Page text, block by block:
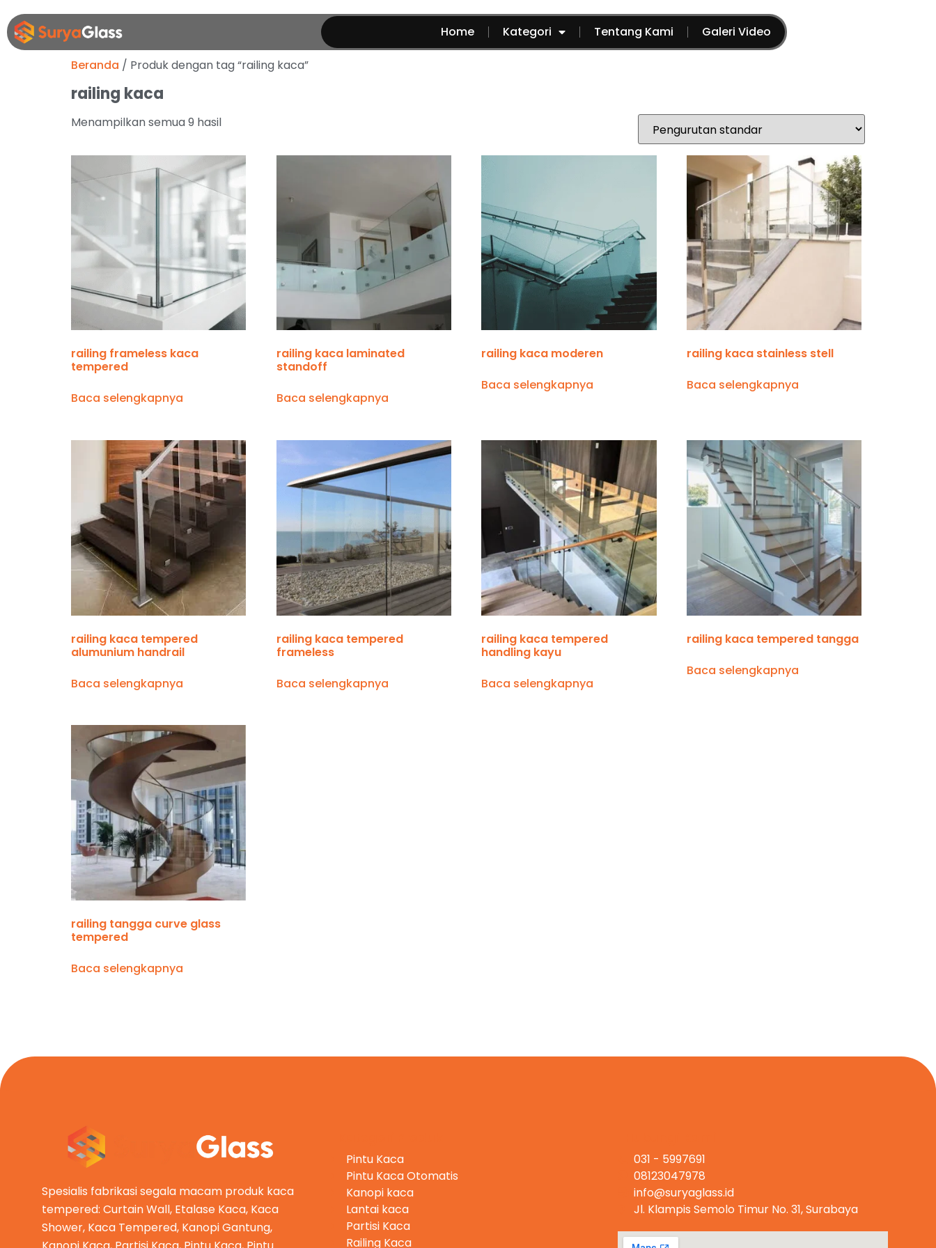
Home Kategori Tentang Kami Galeri Video
Beranda / Produk dengan tag “railing kaca”
railing kaca
Menampilkan semua 9 hasil
railing frameless kaca
tempered
Baca selengkapnya
railing kaca laminated
standoff
Baca selengkapnya
railing kaca moderen
Baca selengkapnya
railing kaca stainless stell
Baca selengkapnya
railing kaca tempered
alumunium handrail
Baca selengkapnya
railing kaca tempered
frameless
Baca selengkapnya
railing kaca tempered
handling kayu
Baca selengkapnya
railing kaca tempered tangga
Baca selengkapnya
railing tangga curve glass
tempered
Baca selengkapnya
Spesialis fabrikasi segala macam produk kaca
tempered: Curtain Wall, Etalase Kaca, Kaca
Shower, Kaca Tempered, Kanopi Gantung,
Pintu Kaca
Pintu Kaca Otomatis
Kanopi kaca
Lantai kaca
Partisi Kaca
Railing Kaca
031 - 5997691
08123047978
info@suryaglass.id
Jl. Klampis Semolo Timur No. 31, Surabaya